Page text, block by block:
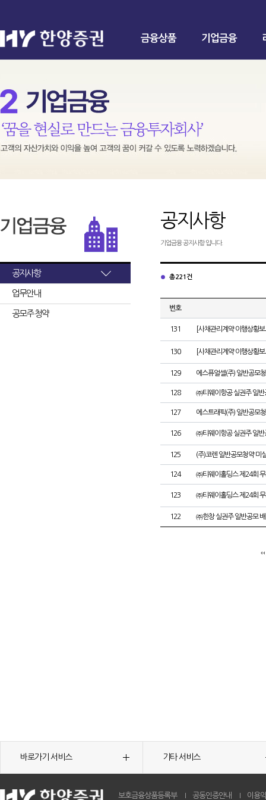
금융상품 기업금융
공지사항
업무안내
공모주 청약
공지사항
기업금융 공지사항 입니다.
총 221건
번호
131 [사채관리계약 이행상황
130 [사채관리계약 이행상황
129 에스퓨얼셀(주) 일반공모
128 ㈜티웨이항공 실권주 일반
127 에스트래픽(주) 일반공모
126 ㈜티웨이항공 실권주 일반
125 (주)코렌 일반공모청약 미
124 ㈜티웨이홀딩스 제24회
123 ㈜티웨이홀딩스 제24회
122 ㈜한창 실권주 일반공모
바로가기 서비스 기타 서비스
보호금융상품등록부 공동인증안내 이용